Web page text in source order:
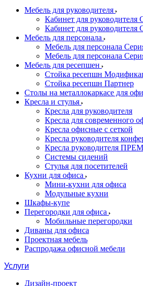
Мебель для руководителя
Кабинет для руководителя
Кабинет для руководителя
Мебель для персонала
Мебель для персонала
Мебель для персонала
Мебель для ресепшен
Стойка ресепшн
Стойка ресепшн Партнер
Столы на металлокаркасе для
Кресла и стулья
Кресла для руководителя
Кресла для современного
Кресла офисные с сеткой
Кресла руководителя
Кресла руководителя
Системы сидений
Стулья для посетителей
Кухни для офиса
Мини-кухни для офиса
Модульные кухни
Шкафы-купе
Перегородки для офиса
Мобильные перегородки
Диваны для офиса
Проектная мебель
Распродажа офисной мебели
Услуги
Дизайн-проект